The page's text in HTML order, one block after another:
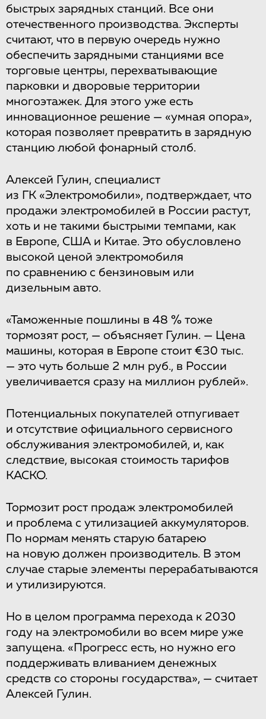
быстрых зарядных станций. Все они
отечественного производства. Эксперты
считают, что в первую очередь нужно
обеспечить зарядными станциями все
торговые центры, перехватывающие
парковки и дворовые территории
многоэтажек. Для этого уже есть
инновационное решение — «умная опора»,
которая позволяет превратить в зарядную
станцию любой фонарный столб.
Алексей Гулин, специалист
из ГК «Электромобили», подтверждает, что
продажи электромобилей в России растут,
хоть и не такими быстрыми темпами, как
в Европе, США и Китае. Это обусловлено
высокой ценой электромобиля
по сравнению с бензиновым или
дизельным авто.
«Таможенные пошлины в 48 % тоже
тормозят рост, — объясняет Гулин. — Цена
машины, которая в Европе стоит €30 тыс.
— это чуть больше 2 млн руб., в России
увеличивается сразу на миллион рублей».
Потенциальных покупателей отпугивает
и отсутствие официального сервисного
обслуживания электромобилей, и, как
следствие, высокая стоимость тарифов
КАСКО.
Тормозит рост продаж электромобилей
и проблема с утилизацией аккумуляторов.
По нормам менять старую батарею
на новую должен производитель. В этом
случае старые элементы перерабатываются
и утилизируются.
Но в целом программа перехода к 2030
году на электромобили во всем мире уже
запущена. «Прогресс есть, но нужно его
поддерживать вливанием денежных
средств со стороны государства», — считает
Алексей Гулин.